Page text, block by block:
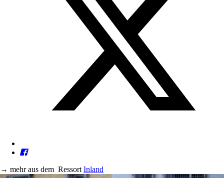
→ mehr aus dem Ressort Inland